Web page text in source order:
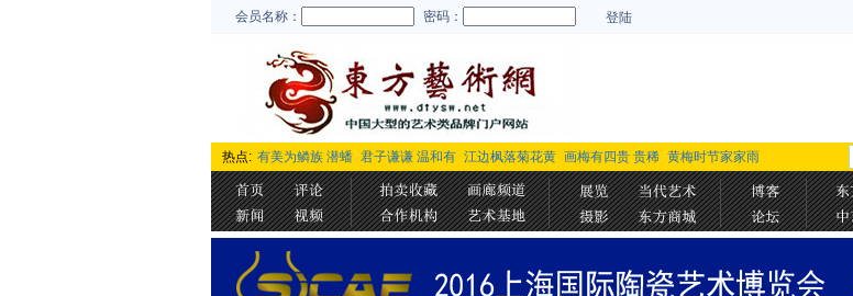
会员名称： 密码： 登陆
热点: 有美为鳞族 潜蟠 君子谦谦 温和有 江边枫落菊花黄 画梅有四贵 贵稀 黄梅时节家家雨